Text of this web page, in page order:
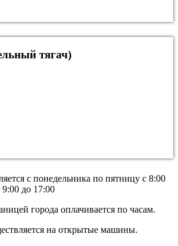
тягач)
c понедельника по пятницу с 8:00
9:00 до 17:00
города оплачивается по часам.
на открытые машины.